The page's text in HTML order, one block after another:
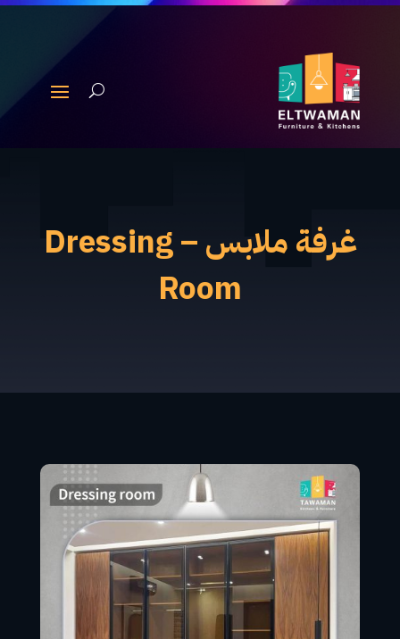
غرفة ملابس – Dressing
Room